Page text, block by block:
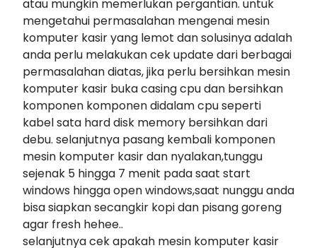
atau mungkin memerlukan pergantian. untuk
mengetahui permasalahan mengenai mesin
komputer kasir yang lemot dan solusinya adalah
anda perlu melakukan cek update dari berbagai
permasalahan diatas, jika perlu bersihkan mesin
komputer kasir buka casing cpu dan bersihkan
komponen komponen didalam cpu seperti
kabel sata hard disk memory bersihkan dari
debu. selanjutnya pasang kembali komponen
mesin komputer kasir dan nyalakan,tunggu
sejenak 5 hingga 7 menit pada saat start
windows hingga open windows,saat nunggu anda
bisa siapkan secangkir kopi dan pisang goreng
agar fresh hehee..
selanjutnya cek apakah mesin komputer kasir